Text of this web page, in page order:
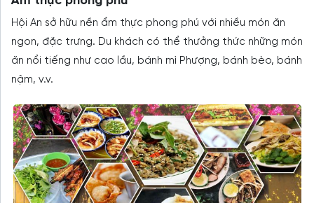
Hội An sở hữu nền ẩm thực phong phú với nhiều món ăn
ngon, đặc trưng. Du khách có thể thưởng thức những món
ăn nổi tiếng như cao lầu, bánh mì Phượng, bánh bèo, bánh
nậm, v.v.